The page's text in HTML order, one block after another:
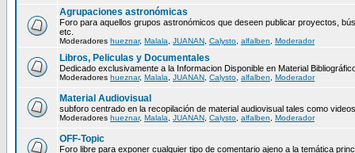
Agrupaciones astronómicas
Foro para aquellos grupos astronómicos que deseen publicar proyectos,
etc.
Moderadores hueznar, Malala JUANAN Calysto alfalben Moderador
Libros, Peliculas y Documentales
Dedicado exclusivamente a la Informacion Disponible en Material
Moderadores hueznar, Malala JUANAN Calysto alfalben Moderador
Material Audiovisual
subforo centrado en la recopilación de material audiovisual tales como
Moderadores hueznar, Malala JUANAN Calysto alfalben Moderador
OFF-Topic
Foro libre para exponer cualquier tipo de comentario ajeno a la temática